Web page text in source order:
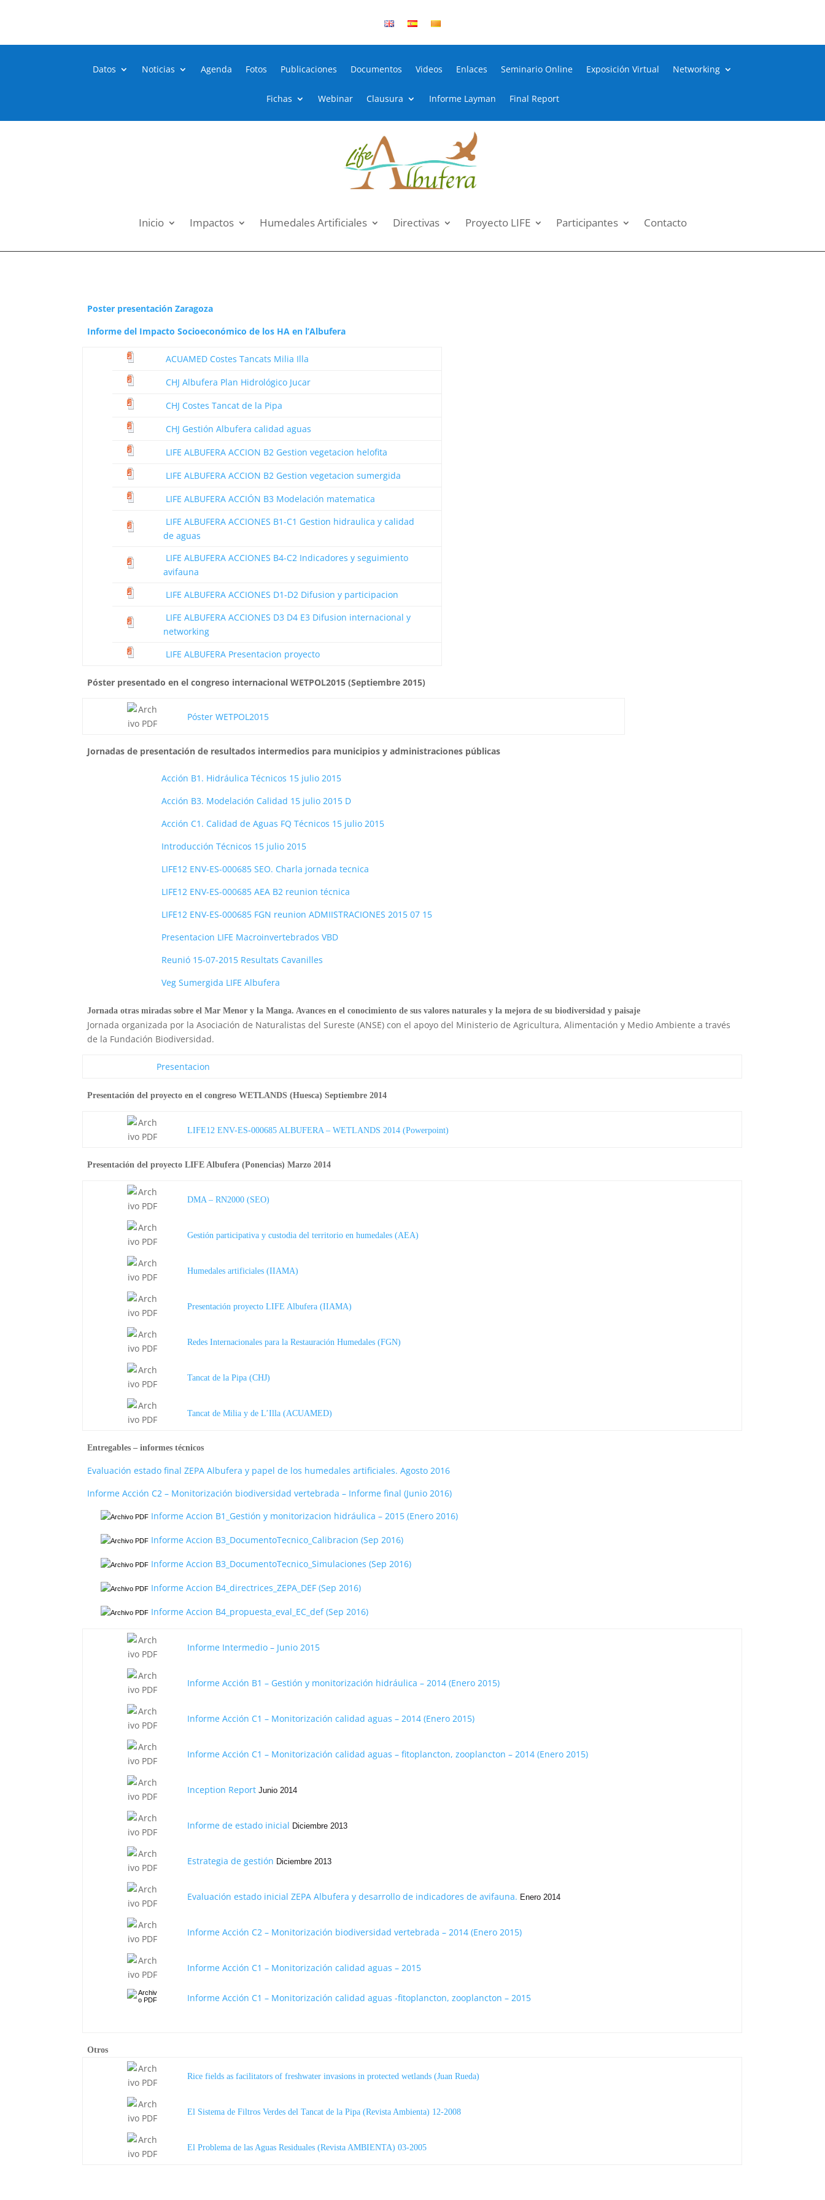
Datos Noticias Agenda Fotos Publicaciones Documentos Videos Enlaces Seminario Online Exposición Virtual Networking
Fichas Webinar Clausura Informe Layman Final Report
Inicio Impactos Humedales Artificiales Directivas Proyecto LIFE Participantes Contacto
Poster presentación Zaragoza
Informe del Impacto Socioeconómico de los HA en l’Albufera
ACUAMED Costes Tancats Milia Illa
CHJ Albufera Plan Hidrológico Jucar
CHJ Costes Tancat de la Pipa
CHJ Gestión Albufera calidad aguas
LIFE ALBUFERA ACCION B2 Gestion vegetacion helofita
LIFE ALBUFERA ACCION B2 Gestion vegetacion sumergida
LIFE ALBUFERA ACCIÓN B3 Modelación matematica
LIFE ALBUFERA ACCIONES B1-C1 Gestion hidraulica y calidad
de aguas
LIFE ALBUFERA ACCIONES B4-C2 Indicadores y seguimiento
avifauna
LIFE ALBUFERA ACCIONES D1-D2 Difusion y participacion
LIFE ALBUFERA ACCIONES D3 D4 E3 Difusion internacional y
networking
LIFE ALBUFERA Presentacion proyecto
Póster presentado en el congreso internacional WETPOL2015 (Septiembre 2015)
Póster WETPOL2015
Jornadas de presentación de resultados intermedios para municipios y administraciones públicas
Acción B1. Hidráulica Técnicos 15 julio 2015
Acción B3. Modelación Calidad 15 julio 2015 D
Acción C1. Calidad de Aguas FQ Técnicos 15 julio 2015
Introducción Técnicos 15 julio 2015
LIFE12 ENV-ES-000685 SEO. Charla jornada tecnica
LIFE12 ENV-ES-000685 AEA B2 reunion técnica
LIFE12 ENV-ES-000685 FGN reunion ADMIISTRACIONES 2015 07 15
Presentacion LIFE Macroinvertebrados VBD
Reunió 15-07-2015 Resultats Cavanilles
Veg Sumergida LIFE Albufera
Jornada otras miradas sobre el Mar Menor y la Manga. Avances en el conocimiento de sus valores naturales y la mejora de su biodiversidad y paisaje
Jornada organizada por la Asociación de Naturalistas del Sureste (ANSE) con el apoyo del Ministerio de Agricultura, Alimentación y Medio Ambiente a través
de la Fundación Biodiversidad.
Presentacion
Presentación del proyecto en el congreso WETLANDS (Huesca) Septiembre 2014
LIFE12 ENV-ES-000685 ALBUFERA – WETLANDS 2014 (Powerpoint)
Presentación del proyecto LIFE Albufera (Ponencias) Marzo 2014
DMA – RN2000 (SEO)
Gestión participativa y custodia del territorio en humedales (AEA)
Humedales artificiales (IIAMA)
Presentación proyecto LIFE Albufera (IIAMA)
Redes Internacionales para la Restauración Humedales (FGN)
Tancat de la Pipa (CHJ)
Tancat de Milia y de L’Illa (ACUAMED)
Entregables – informes técnicos
Evaluación estado final ZEPA Albufera y papel de los humedales artificiales. Agosto 2016
Informe Acción C2 – Monitorización biodiversidad vertebrada – Informe final (Junio 2016)
Informe Accion B1_Gestión y monitorizacion hidráulica – 2015 (Enero 2016)
Informe Accion B3_DocumentoTecnico_Calibracion (Sep 2016)
Informe Accion B3_DocumentoTecnico_Simulaciones (Sep 2016)
Informe Accion B4_directrices_ZEPA_DEF (Sep 2016)
Informe Accion B4_propuesta_eval_EC_def (Sep 2016)
Informe Intermedio – Junio 2015
Informe Acción B1 – Gestión y monitorización hidráulica – 2014 (Enero 2015)
Informe Acción C1 – Monitorización calidad aguas – 2014 (Enero 2015)
Informe Acción C1 – Monitorización calidad aguas – fitoplancton, zooplancton – 2014 (Enero 2015)
Inception ReportJunio 2014
Informe de estado inicial Diciembre 2013
Estrategia de gestión Diciembre 2013
Evaluación estado inicial ZEPA Albufera y desarrollo de indicadores de avifauna. Enero 2014
Informe Acción C2 – Monitorización biodiversidad vertebrada – 2014 (Enero 2015)
Informe Acción C1 – Monitorización calidad aguas – 2015
Informe Acción C1 – Monitorización calidad aguas -fitoplancton, zooplancton – 2015
Otros
Rice fields as facilitators of freshwater invasions in protected wetlands (Juan Rueda)
El Sistema de Filtros Verdes del Tancat de la Pipa (Revista Ambienta) 12-2008
El Problema de las Aguas Residuales (Revista AMBIENTA) 03-2005